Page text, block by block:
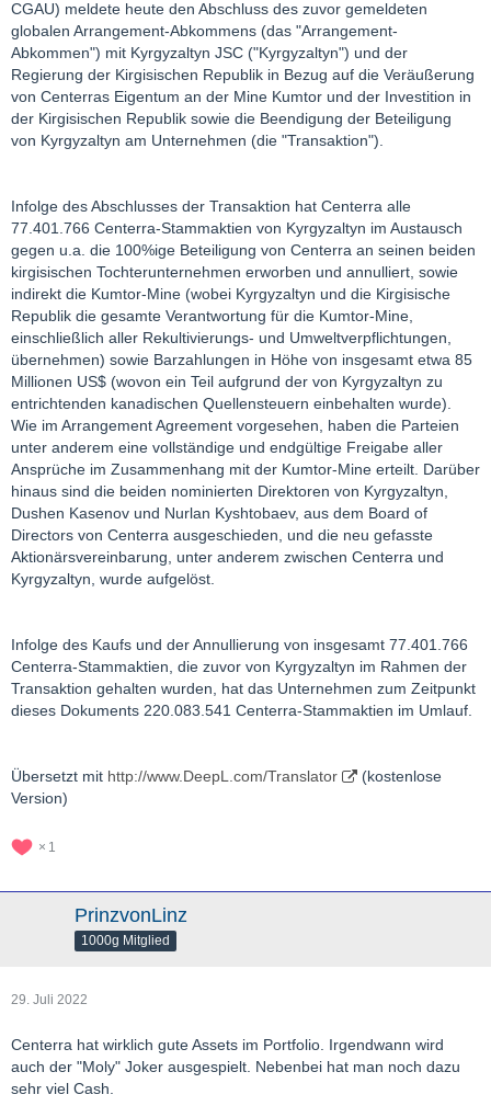
CGAU) meldete heute den Abschluss des zuvor gemeldeten
globalen Arrangement-Abkommens (das "Arrangement-
Abkommen") mit Kyrgyzaltyn JSC ("Kyrgyzaltyn") und der
Regierung der Kirgisischen Republik in Bezug auf die Veräußerung
von Centerras Eigentum an der Mine Kumtor und der Investition in
der Kirgisischen Republik sowie die Beendigung der Beteiligung
von Kyrgyzaltyn am Unternehmen (die "Transaktion").
Infolge des Abschlusses der Transaktion hat Centerra alle
77.401.766 Centerra-Stammaktien von Kyrgyzaltyn im Austausch
gegen u.a. die 100%ige Beteiligung von Centerra an seinen beiden
kirgisischen Tochterunternehmen erworben und annulliert, sowie
indirekt die Kumtor-Mine (wobei Kyrgyzaltyn und die Kirgisische
Republik die gesamte Verantwortung für die Kumtor-Mine,
einschließlich aller Rekultivierungs- und Umweltverpflichtungen,
übernehmen) sowie Barzahlungen in Höhe von insgesamt etwa 85
Millionen US$ (wovon ein Teil aufgrund der von Kyrgyzaltyn zu
entrichtenden kanadischen Quellensteuern einbehalten wurde).
Wie im Arrangement Agreement vorgesehen, haben die Parteien
unter anderem eine vollständige und endgültige Freigabe aller
Ansprüche im Zusammenhang mit der Kumtor-Mine erteilt. Darüber
hinaus sind die beiden nominierten Direktoren von Kyrgyzaltyn,
Dushen Kasenov und Nurlan Kyshtobaev, aus dem Board of
Directors von Centerra ausgeschieden, und die neu gefasste
Aktionärsvereinbarung, unter anderem zwischen Centerra und
Kyrgyzaltyn, wurde aufgelöst.
Infolge des Kaufs und der Annullierung von insgesamt 77.401.766
Centerra-Stammaktien, die zuvor von Kyrgyzaltyn im Rahmen der
Transaktion gehalten wurden, hat das Unternehmen zum Zeitpunkt
dieses Dokuments 220.083.541 Centerra-Stammaktien im Umlauf.
Übersetzt mit http://www.DeepL.com/Translator
(kostenlose
Version)
1
PrinzvonLinz
1000g Mitglied
29. Juli 2022
Centerra hat wirklich gute Assets im Portfolio. Irgendwann wird
auch der "Moly" Joker ausgespielt. Nebenbei hat man noch dazu
sehr viel Cash.